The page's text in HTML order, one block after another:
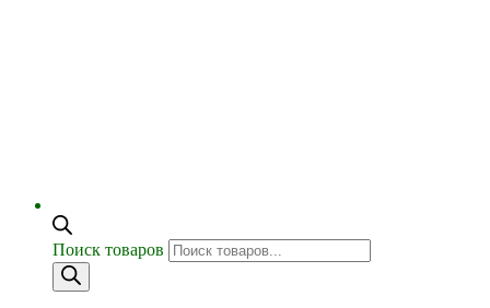
Поиск товаров